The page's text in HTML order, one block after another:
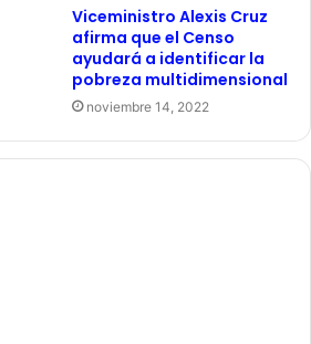
Viceministro Alexis Cruz
afirma que el Censo
ayudará a identificar la
pobreza multidimensional
noviembre 14, 2022